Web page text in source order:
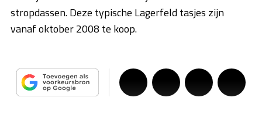
stropdassen. Deze typische Lagerfeld tasjes zijn
vanaf oktober 2008 te koop.